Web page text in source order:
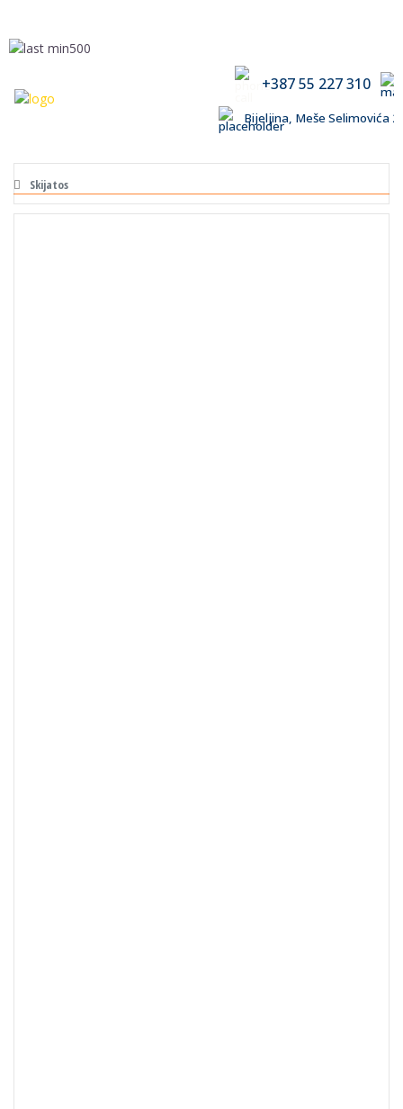
+387 55 227 310
Bijeljina, Meše Selimovića
Skijatos